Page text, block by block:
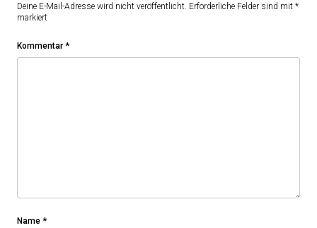
Deine E-Mail-Adresse wird nicht veröffentlicht. Erforderliche Felder sind mit *
markiert
Kommentar *
Name *